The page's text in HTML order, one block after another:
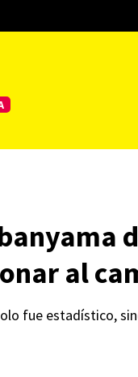
al
fue estadístico,